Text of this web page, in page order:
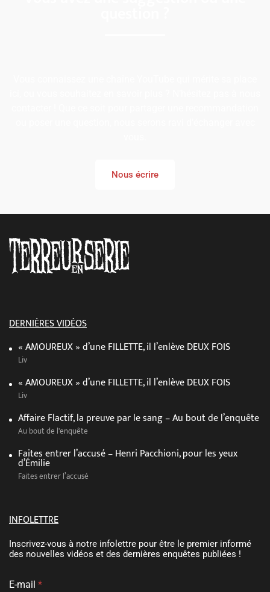
Nous écrire
DERNIÈRES VIDÉOS
« AMOUREUX » d’une FILLETTE, il l’enlève DEUX FOIS
Liv
« AMOUREUX » d’une FILLETTE, il l’enlève DEUX FOIS
Liv
Affaire Flactif, la preuve par le sang – Au bout de l’enquête
Au bout de l'enquête
Faites entrer l’accusé – Henri Pacchioni, pour les yeux
d’Émilie
Faites entrer l’accusé
INFOLETTRE
Inscrivez-vous à notre infolettre pour être le premier informé
des nouvelles vidéos et des dernières enquêtes publiées !
E-mail *